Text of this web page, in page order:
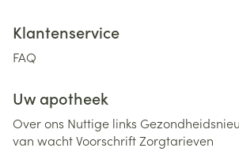
Klantenservice
FAQ
Uw apotheek
Over ons Nuttige links
van wachtVoorschriftZorgtarieven